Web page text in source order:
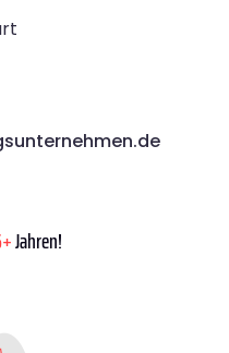
Jahren!